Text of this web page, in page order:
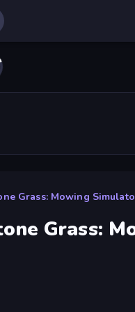
Grass: Mowing
Grass: